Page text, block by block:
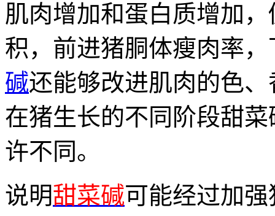
肌肉增加和蛋白质增加
积，前进猪胴体瘦肉率
碱还能够改进肌肉的色
在猪生长的不同阶段甜
许不同。
说明甜菜碱可能经过加